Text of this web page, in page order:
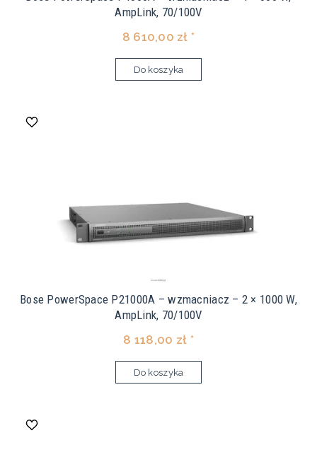
AmpLink, 70/100V
8 610,00 zł *
Do koszyka
Bose PowerSpace P21000A – wzmacniacz – 2 × 1000 W,
AmpLink, 70/100V
8 118,00 zł *
Do koszyka